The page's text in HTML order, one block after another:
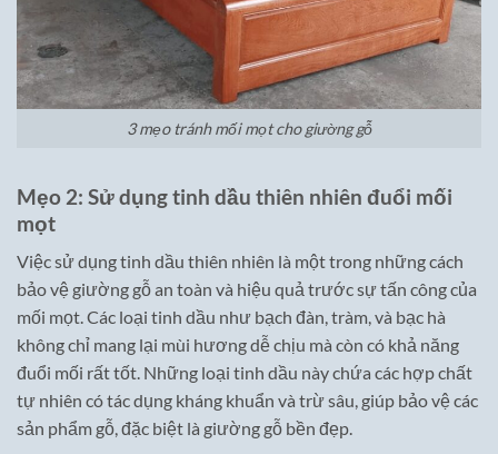
3 mẹo tránh mối mọt cho giường gỗ
Mẹo 2: Sử dụng tinh dầu thiên nhiên đuổi mối
mọt
Việc sử dụng tinh dầu thiên nhiên là một trong những cách
bảo vệ giường gỗ an toàn và hiệu quả trước sự tấn công của
mối mọt. Các loại tinh dầu như bạch đàn, tràm, và bạc hà
không chỉ mang lại mùi hương dễ chịu mà còn có khả năng
đuổi mối rất tốt. Những loại tinh dầu này chứa các hợp chất
tự nhiên có tác dụng kháng khuẩn và trừ sâu, giúp bảo vệ các
sản phẩm gỗ, đặc biệt là giường gỗ bền đẹp.